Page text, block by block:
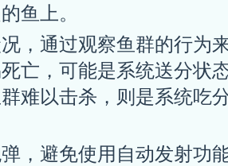
鱼上。
，通过观察鱼群的行为
亡，可能是系统送分状
难以击杀，则是系统吃
，避免使用自动发射功